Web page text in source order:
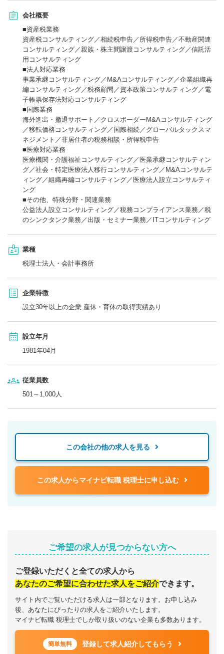
会社概要
■資産税業務
資産税コンサルティング／相続税申告／所得税申告／不動産関連
コンサルティング／親族・株主間譲渡コンサルティング／信託活
用コンサルティング
■法人対応業務
事業承継コンサルティング／M&Aコンサルティング／企業組織再
編コンサルティング／税務顧問／資本政策コンサルティング／電
子帳票保存法対応コンサルティング
■国際業務
海外進出・撤退サポート／クロスボーダーM&Aコンサルティング
／移転価格コンサルティング／国際相続／グローバルタックスマ
ネジメント／非居住者の税務相談・所得税申告
■医療対応業務
医療機関・介護福祉コンサルティング／医業承継コンサルティン
グ／社会・特定医療法人移行コンサルティング／M&Aコンサルテ
ィング／組織再編コンサルティング／医療法人設立コンサルティ
ング
■その他、特殊分野・関連業務
公益法人設立コンサルティング／税務コンプライアンス業務／税
のシンクタンク業務／出版・セミナー業務／ITコンサルティング
業種
税理士法人・会計事務所
企業特徴
設立30年以上の企業 産休・育休の取得実績あり
設立年月
1981年04月
従業員数
501～1,000人
この会社の他の求人を見る
この求人からマイナビ転職 税理士に申し込む
ご希望の求人が見つからない方へ
ご登録いただくと全ての求人から
あなたのご希望に合わせた求人をご紹介できます。
サイト内でご覧いただける求人は一部となります。お申し込み
後、あなたにぴったりの求人をご紹介いたします。
マイナビ転職 税理士でしか取り扱いのない企業も多数あります。
簡単無料 登録して求人紹介してもらう